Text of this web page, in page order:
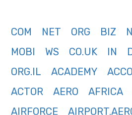
COM NET ORG BIZ
MOBI
WS CO.UK IN
ORG.IL
ACADEMY
ACTOR
AERO AFRICA
AIRFORCE